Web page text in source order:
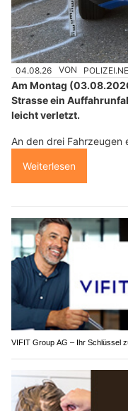
04.08.26 VON
Am Montag
Strasse ein
leicht verletzt.
An den drei Fahrzeugen
Weiterlesen
VIFIT Group AG – Ihr Schlüssel